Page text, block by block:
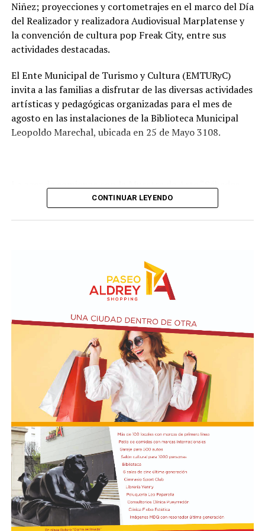
Tras la apertura de sobres, el expediente continuará su
recorrido administrativo con la intervención de la
Comisión de Estudio de Ofertas y Adjudicación, que
tendrá a su cargo la evaluación de las propuestas
obra.
Niñez; proyecciones y cortometrajes en el marco del Día
del Realizador y realizadora Audiovisual Marplatense y
la convención de cultura pop Freak City, entre sus
actividades destacadas.
El Ente Municipal de Turismo y Cultura (EMTURyC)
invita a las familias a disfrutar de las diversas actividades
artísticas y pedagógicas organizadas para el mes de
agosto en las instalaciones de la Biblioteca Municipal
Leopoldo Marechal, ubicada en 25 de Mayo 3108.
Culturales”, a cargo del grupo Cul Mardel, que se podrá
10 a 12 en la Biblioteca de Autores Marplatenses,
ubicada en el primer piso del edificio.
En relación al Ciclo Mes de la Niñez, este viernes 7 de
agosto a las 17:30 se presentarán “Los cuentos de
Charo” y la narración de poesías populares infantiles a
cargo de María del Rosario Gerez Martínez.
En tanto, el viernes 21 a las 17:30 se desarrollará “El
Cerebro Mágico: construyendo preguntas, respuestas y
circuitos”, a cargo de María Paula Algote. Se trata de un
taller práctico de arte, ciencia y tecnología en el que al
finalizar cada participante se lleva su propia creación
terminada. Es una actividad arancelada (incluye
materiales) destinada a niños a partir de los 6 años.
Los participantes menores de 8 años deberán asistir
acompañados por una persona adulta (menores
CONTINUAR LEYENDO